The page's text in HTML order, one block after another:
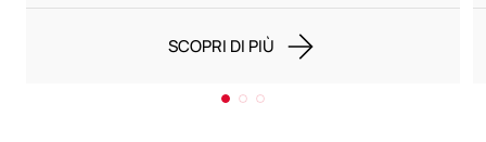
SCOPRI DI PIÙ